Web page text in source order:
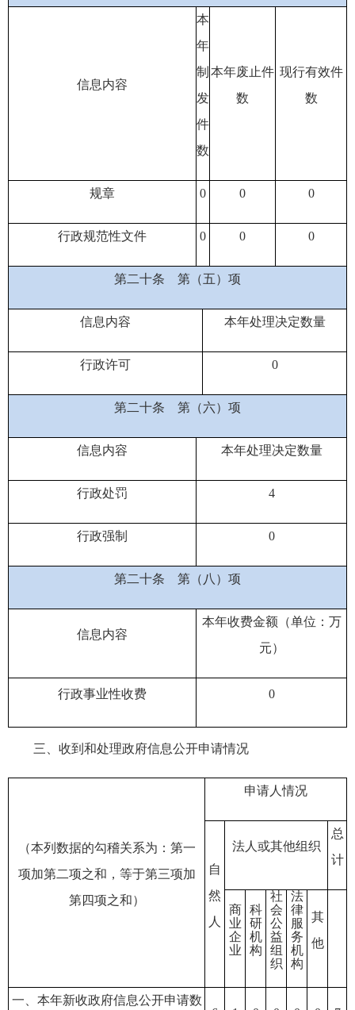
信息内容
本
年
制
发
件
数
本年废止件
数
现行有效件
数
规章 0 0 0
行政规范性文件 0 0 0
第二十条 第（五）项
信息内容 本年处理决定数量
行政许可 0
第二十条 第（六）项
信息内容 本年处理决定数量
行政处罚 4
行政强制 0
第二十条 第（八）项
信息内容
本年收费金额（单位：万
元）
行政事业性收费 0
三、 收到和处理政府信息公开申请情况
（本列数据的勾稽关系为：第一
项加第二项之和，等于第三项加
第四项之和）
申请人情况
自
然
人
法人或其他组织
总
计
商
业
企
业
科
研
机
构
社
会
公
益
组
织
法
律
服
务
机
构
其
他
一、本年新收政府信息公开申请数